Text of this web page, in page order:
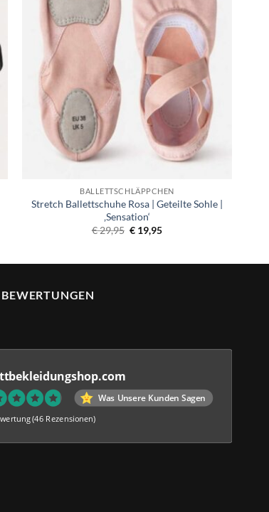
BALLETTSCHLÄPPCHEN
Stretch Ballettschuhe Rosa | Geteilte Sohle |
‚Sensation‘
€29,95 Ursprünglicher
Preis
€ 19,95Aktueller
BEWERTUNGEN
Was Unsere Kunden Sagen
(46 Rezensionen)